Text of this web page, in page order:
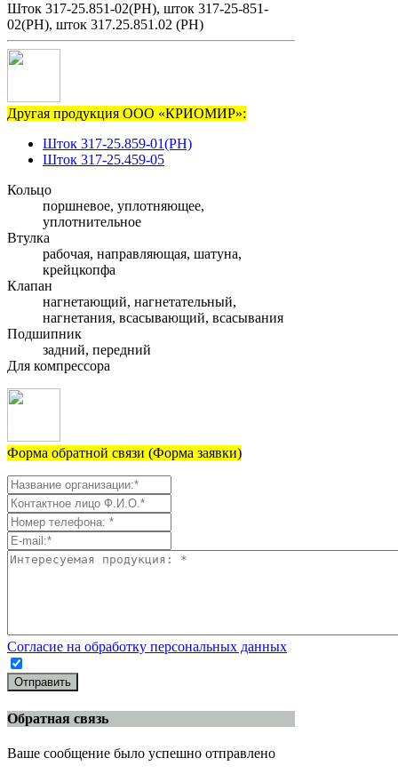
Шток 317-25.851-02(РН), шток 317-25-851-
02(РН), шток 317.25.851.02 (РН)
Другая продукция ООО «КРИОМИР»:
Шток 317-25.859-01(РН)
Шток 317-25.459-05
Кольцо
поршневое, уплотняющее,
уплотнительное
Втулка
рабочая, направляющая, шатуна,
крейцкопфа
Клапан
нагнетающий, нагнетательный,
нагнетания, всасывающий, всасывания
Подшипник
задний, передний
Для компрессора
Форма обратной связи (Форма заявки)
Согласие на обработку персональных данных
Отправить
Обратная связь
Ваше сообщение было успешно отправлено